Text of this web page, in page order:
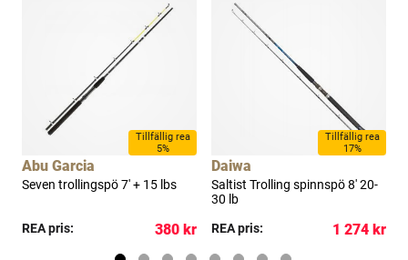
Tillfällig rea
5%
Abu Garcia
Seven trollingspö 7' + 15 lbs
REA pris: 380 kr
Tillfällig rea
17%
Daiwa
Saltist Trolling spinnspö 8' 20-
30 lb
REA pris:
1 274 kr